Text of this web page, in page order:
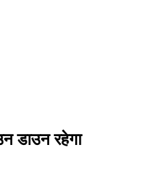
डाउन रहेगा